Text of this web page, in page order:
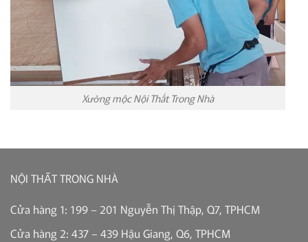
Xưởng mộc Nội Thất Trong Nhà
NỘI THẤT TRONG NHÀ
Cửa hàng 1: 199 – 201 Nguyễn Thị Thập, Q7, TPHCM
Cửa hàng 2: 437 – 439 Hậu Giang, Q6, TPHCM